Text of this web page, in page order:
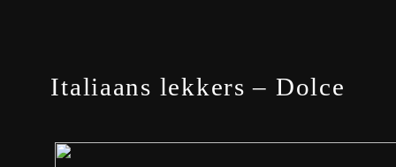
Italiaans lekkers – Dolce